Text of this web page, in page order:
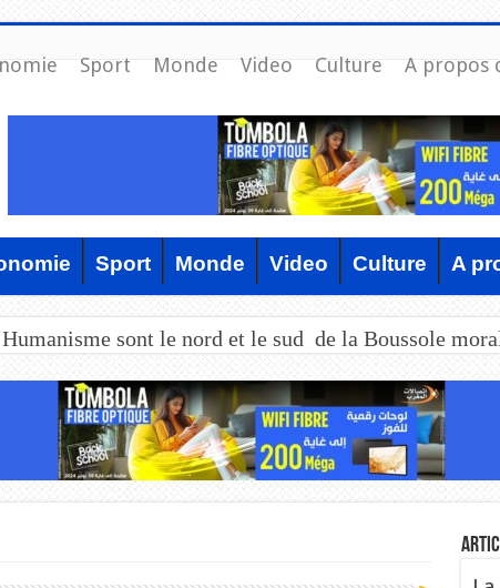
Sport Monde Video Culture A propos
Sport Monde Video Culture A
sont le nord et le sud de la Boussole